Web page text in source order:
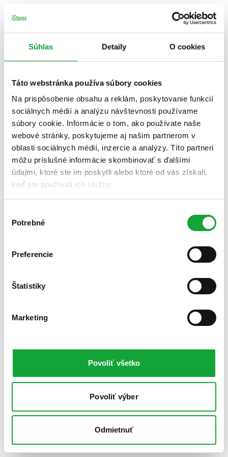
Súhlas Detaily O cookies
Táto webstránka používa súbory cookies
Na prispôsobenie obsahu a reklám, poskytovanie funkcií
sociálnych médií a analýzu návštevnosti používame
súbory cookie. Informácie o tom, ako používate naše
webové stránky, poskytujeme aj našim partnerom v
oblasti sociálnych médií, inzercie a analýzy. Títo partneri
môžu príslušné informácie skombinovať s ďalšími
údajmi, ktoré ste im poskytli alebo ktoré od vás získali,
keď ste používali ich služby.
súhlasu
Potrebné
Preferencie
Štatistiky
Marketing
Povoliť všetko
Povoliť výber
Odmietnuť